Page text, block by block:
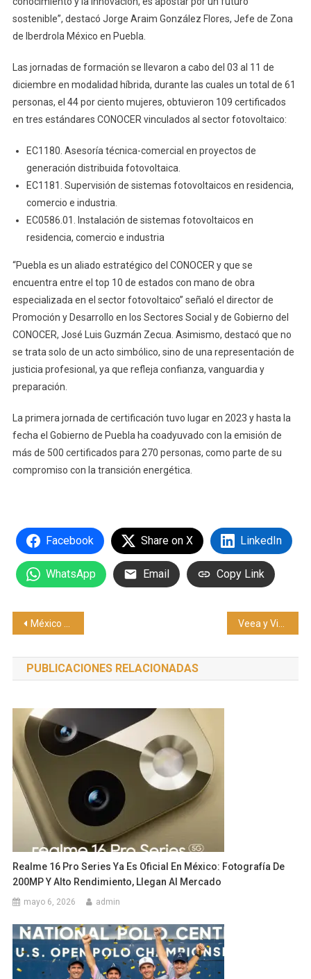
sostenible”, destacó Jorge Araim González Flores, Jefe de Zona
de Iberdrola México en Puebla.
Las jornadas de formación se llevaron a cabo del 03 al 11 de
diciembre en modalidad híbrida, durante las cuales un total de 61
personas, el 44 por ciento mujeres, obtuvieron 109 certificados
en tres estándares CONOCER vinculados al sector fotovoltaico:
EC1180. Asesoría técnica-comercial en proyectos de
generación distribuida fotovoltaica.
EC1181. Supervisión de sistemas fotovoltaicos en residencia,
comercio e industria.
EC0586.01. Instalación de sistemas fotovoltaicos en
residencia, comercio e industria
“Puebla es un aliado estratégico del CONOCER y que se
encuentra entre el top 10 de estados con mano de obra
especializada en el sector fotovoltaico” señaló el director de
Promoción y Desarrollo en los Sectores Social y de Gobierno del
CONOCER, José Luis Guzmán Zecua. Asimismo, destacó que no
se trata solo de un acto simbólico, sino de una representación de
justicia profesional, ya que refleja confianza, vanguardia y
preparación.
La primera jornada de certificación tuvo lugar en 2023 y hasta la
fecha el Gobierno de Puebla ha coadyuvado con la emisión de
más de 500 certificados para 270 personas, como parte de su
compromiso con la transición energética.
Facebook Share on X LinkedIn
WhatsApp Email Copy Link
Navegación
de
entradas
México en el top 15 global del e-commerce: AliExpress lidera la expansión 2026
PUBLICACIONES RELACIONADAS
Realme 16 Pro Series Ya Es Oficial En México: Fotografía De
200MP Y Alto Rendimiento, Llegan Al Mercado
mayo 6, 2026 admin